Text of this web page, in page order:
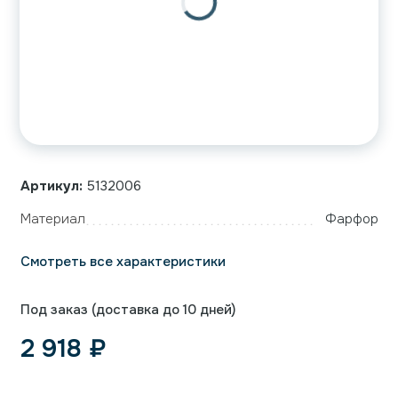
Артикул: 5132006
Материал
Фарфор
Смотреть все характеристики
Под заказ (доставка до 10 дней)
2 918 ₽